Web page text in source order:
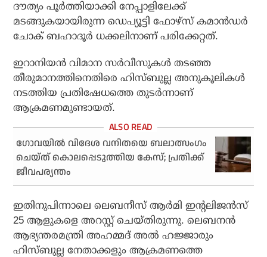
ദൗത്യം പൂര്‍ത്തിയാക്കി നേപ്പാളിലേക്ക്
മടങ്ങുകയായിരുന്ന ഡെപ്യൂട്ടി ഫോഴ്‌സ് കമാന്‍ഡര്‍
ചോക് ബഹാദൂര്‍ ധക്കലിനാണ് പരിക്കേറ്റത്.
ഇറാനിയന്‍ വിമാന സര്‍വീസുകള്‍ തടഞ്ഞ
തീരുമാനത്തിനെതിരെ ഹിസ്ബുല്ല അനുകൂലികള്‍
നടത്തിയ പ്രതിഷേധത്തെ തുടര്‍ന്നാണ്
ആക്രമണമുണ്ടായത്.
ഗോവയില്‍ വിദേശ വനിതയെ ബലാത്സംഗം
ചെയ്ത് കൊലപ്പെടുത്തിയ കേസ്; പ്രതിക്ക്
ജീവപര്യന്തം
ഇതിനുപിന്നാലെ ലെബനീസ് ആര്‍മി ഇന്റലിജന്‍സ്
25 ആളുകളെ അറസ്റ്റ് ചെയ്തിരുന്നു. ലെബനന്‍
ആഭ്യന്തരമന്ത്രി അഹമ്മദ് അല്‍ ഹജ്ജാരും
ഹിസ്ബുല്ല നേതാക്കളും ആക്രമണത്തെ